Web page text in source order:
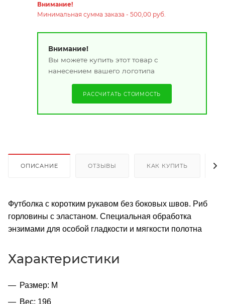
Внимание!
Минимальная сумма заказа - 500,00 руб.
Внимание!
Вы можете купить этот товар с
нанесением вашего логотипа
РАССЧИТАТЬ СТОИМОСТЬ
ОПИСАНИЕ ОТЗЫВЫ КАК КУПИТЬ
Футболка с коротким рукавом без боковых швов. Риб
горловины с эластаном. Специальная обработка
энзимами для особой гладкости и мягкости полотна
Характеристики
Размер: M
Вес: 196